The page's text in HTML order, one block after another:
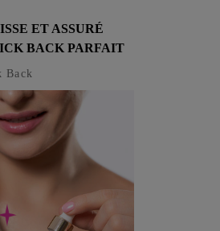
ET ASSURÉ
BACK PARFAIT
Back